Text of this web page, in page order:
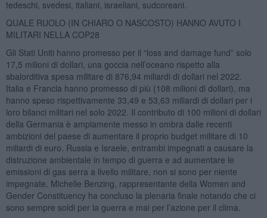
tedeschi, svedesi, italiani, israeliani, sudcoreani.
QUALE RUOLO (IN CHIARO O NASCOSTO) HANNO AVUTO I
MILITARI NELLA COP28
Gli Stati Uniti hanno promesso per il “loss and damage fund” solo
17,5 milioni di dollari, una goccia nell’oceano rispetto alla
sbalorditiva spesa militare di 876,94 miliardi di dollari nel 2022.
Italia e Francia hanno promesso di più (108 milioni di dollari), ma
hanno speso rispettivamente 33,49 e 53,63 miliardi di dollari per i
loro bilanci militari nel solo 2022. Il contributo di 100 milioni di dollari
della Germania è ampiamente messo in ombra dalle recenti
ambizioni del paese di aumentare il proprio budget militare di 10
miliardi di euro. Russia e Israele, entrambi impegnati a causare la
distruzione ambientale in tempo di guerra e ad aumentare le
emissioni di gas serra a livello militare, non si sono per niente
impegnate. Michelle Benzing, rappresentante della Women and
Gender Constituency ha concluso la plenaria finale notando che ci
sono sempre soldi per la guerra e mai per l’azione per il clima.